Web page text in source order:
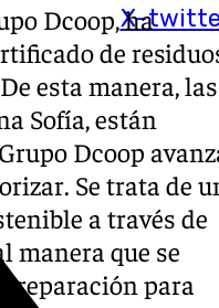
X-
Dcoop, ha
de
esta manera, las
Sofía, están
Dcoop
Se trata de
a través de
manera que se
para